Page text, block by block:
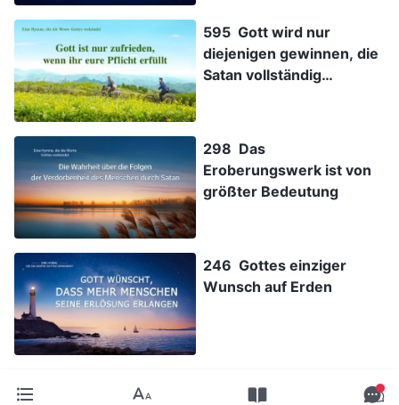
595 Gott wird nur
diejenigen gewinnen, die
Satan vollständig
298 Das
Eroberungswerk ist von
größter Bedeutung
246 Gottes einziger
Wunsch auf Erden